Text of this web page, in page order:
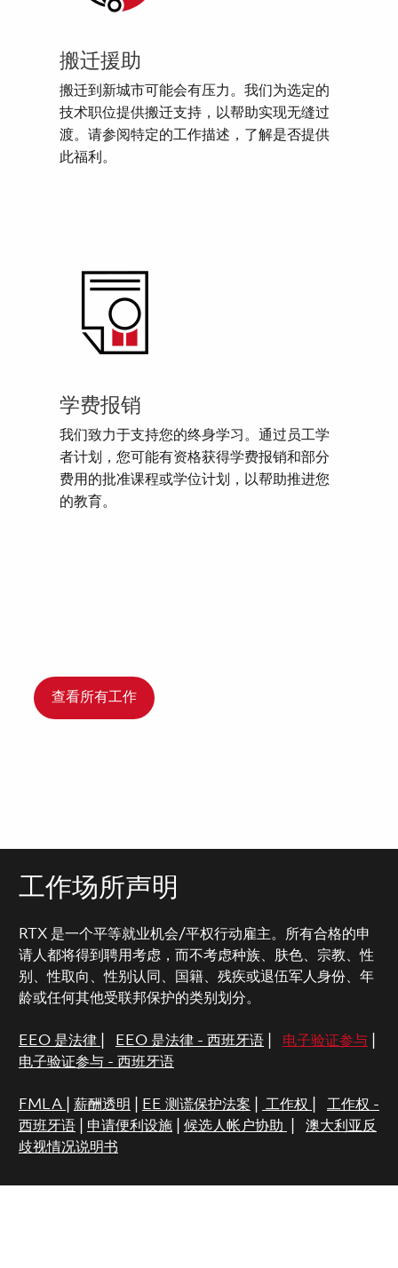
搬迁援助
搬迁到新城市可能会有压力。我们为选定的
技术职位提供搬迁支持，以帮助实现无缝过
渡。请参阅特定的工作描述，了解是否提供
此福利。
学费报销
我们致力于支持您的终身学习。通过员工学
者计划，您可能有资格获得学费报销和部分
费用的批准课程或学位计划，以帮助推进您
的教育。
查看所有工作
工作场所声明
RTX 是一个平等就业机会/平权行动雇主。所有合格的申
请人都将得到聘用考虑，而不考虑种族、肤色、宗教、性
别、性取向、性别认同、国籍、残疾或退伍军人身份、年
龄或任何其他受联邦保护的类别划分。
EEO 是法律 EEO 是法律 - 西班牙语| 电子验证参与|
电子验证参与 - 西班牙语
FMLA 薪酬透明 EE 测谎保护法案 工作权
工作权 -
西班牙语| 申请便利设施| 候选人帐户协助
澳大利亚反
歧视情况说明书